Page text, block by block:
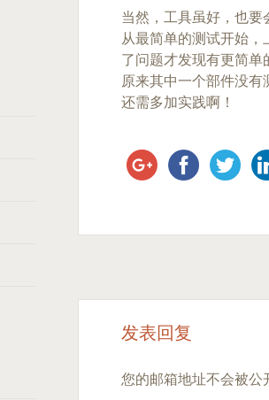
当然，工具虽好，也
从最简单的测试开始
了问题才发现有更简单
原来其中一个部件没有
还需多加实践啊！
Post
发表回复
您的邮箱地址不会被公